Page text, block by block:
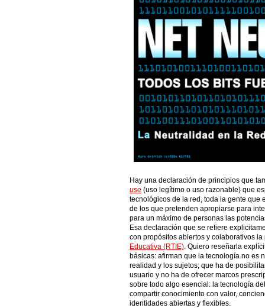
Hay una declaración de principios que
use (uso legítimo o uso razonable) que
tecnológicos de la red, toda la gente que
de los que pretenden apropiarse para
para un máximo de personas las
Esa declaración que se refiere
con propósitos abiertos y colaborativos
Educativa (RTIE). Quiero reseñarla
básicas: afirman que la tecnología no es
realidad y los sujetos; que ha de
usuario y no ha de ofrecer marcos
sobre todo algo esencial: la tecnología
compartir conocimiento con valor,
identidades abiertas y flexibles.